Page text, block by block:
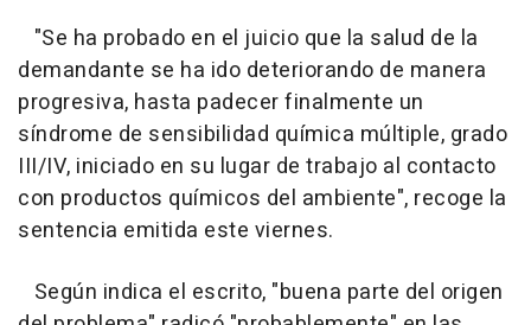
"Se ha probado en el juicio que la salud de la
demandante se ha ido deteriorando de manera
progresiva, hasta padecer finalmente un
síndrome de sensibilidad química múltiple, grado
III/IV, iniciado en su lugar de trabajo al contacto
con productos químicos del ambiente", recoge la
sentencia emitida este viernes.
Según indica el escrito, "buena parte del origen